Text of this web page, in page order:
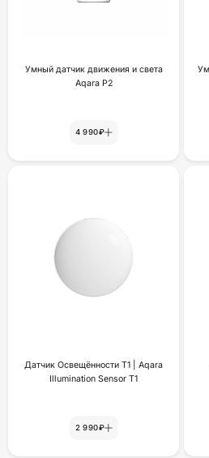
Умный датчик движения и света
Aqara P2
4 990₽
Датчик Освещённости Т1 | Aqara
Illumination Sensor T1
2 990₽